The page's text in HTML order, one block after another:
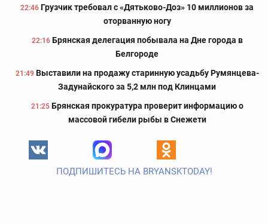
22:46 Грузчик требовал с «Дятьково-Доз» 10 миллионов за
оторванную ногу
22:16 Брянская делегация побывала на Дне города в
Белгороде
21:49 Выставили на продажу старинную усадьбу Румянцева-
Задунайского за 5,2 млн под Клинцами
21:25 Брянская прокуратура проверит информацию о
массовой гибели рыбы в Снежети
ПОДПИШИТЕСЬ НА BRYANSKTODAY!